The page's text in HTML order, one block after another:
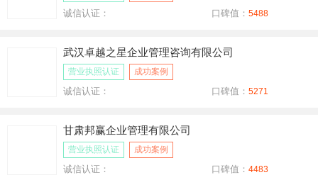
诚信认证： 口碑值：5488
武汉卓越之星企业管理咨询有限公司
营业执照认证 成功案例
诚信认证： 口碑值：5271
甘肃邦赢企业管理有限公司
营业执照认证 成功案例
诚信认证： 口碑值：4483